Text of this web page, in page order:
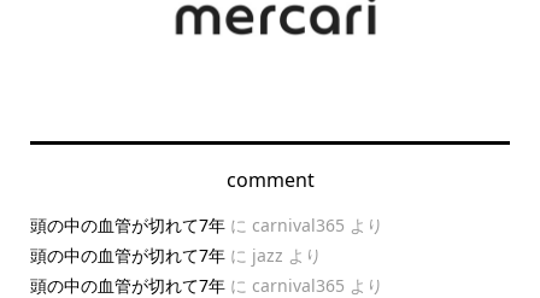
comment
頭の中の血管が切れて7年に carnival365 より
頭の中の血管が切れて7年に jazz より
頭の中の血管が切れて7年に carnival365 より